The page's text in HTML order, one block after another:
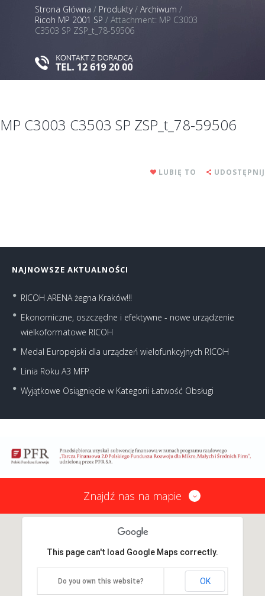
Strona Główna / Produkty/ Archiwum /
Ricoh MP 2001 SP / Attachment: MP C3003
C3503 SP ZSP_t_78-59506
MP C3003 C3503 SP ZSP_t_78-59506
LUBIĘ TO UDOSTĘPNIJ
NAJNOWSZE AKTUALNOŚCI
RICOH ARENA żegna Kraków!!!
Ekonomiczne, oszczędne i efektywne - nowe urządzenie
wielkoformatowe RICOH
Medal Europejski dla urządzeń wielofunkcyjnych RICOH
Linia Roku A3 MFP
Wyjątkowe Osiągnięcie w Kategorii Łatwość Obsługi
Znajdź nas na mapie
This page can't load Google Maps correctly.
Do you own this website? OK